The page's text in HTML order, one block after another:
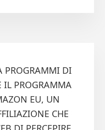
PROGRAMMI DI
IL PROGRAMMA
EU, UN
CHE